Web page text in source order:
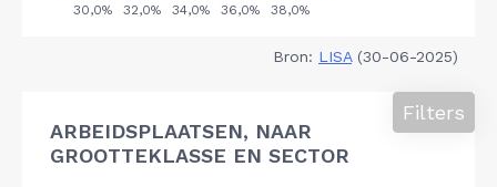
Bron: LISA(30-06-2025)
ARBEIDSPLAATSEN, NAAR
GROOTTEKLASSE EN SECTOR
Filters